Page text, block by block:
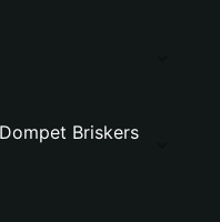
Briskers